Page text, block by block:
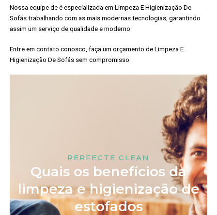
Nossa equipe de é especializada em Limpeza E Higienização De
Sofás trabalhando com as mais modernas tecnologias, garantindo
assim um serviço de qualidade e moderno.
Entre em contato conosco, faça um orçamento de Limpeza E
Higienização De Sofás sem compromisso.
PERFECTE CLEAN
Quais os benefícios da
limpeza e higienização de
estofados